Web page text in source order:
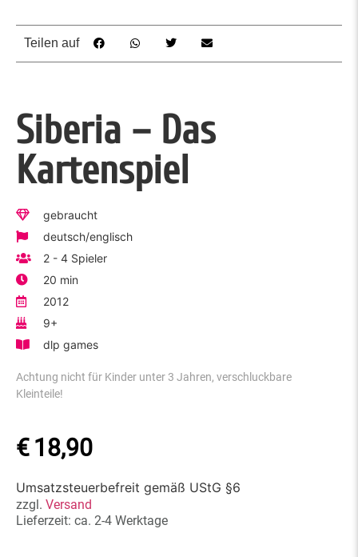
Teilen auf
Siberia – Das
Kartenspiel
gebraucht
deutsch/englisch
2 - 4 Spieler
20 min
2012
9+
dlp games
Achtung nicht für Kinder unter 3 Jahren, verschluckbare
Kleinteile!
€ 18,90
Umsatzsteuerbefreit gemäß UStG §6
zzgl. Versand
Lieferzeit: ca. 2-4 Werktage